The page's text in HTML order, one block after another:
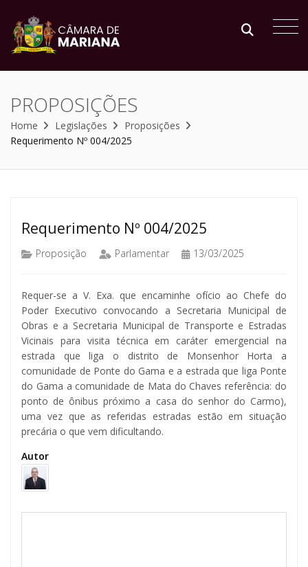
PROPOSIÇÕES
Home Legislações
Proposições
Requerimento Nº 004/2025
Requerimento Nº 004/2025
Proposição Parlamentar 13/03/2025
Requer-se a V. Exa. que encaminhe ofício ao Chefe do
Poder Executivo convocando a Secretaria Municipal de
Obras e a Secretaria Municipal de Transporte e Estradas
Vicinais para visita técnica em caráter emergencial na
estrada que liga o distrito de Monsenhor Horta a
comunidade de Ponte do Gama e a estrada que liga Ponte
do Gama a comunidade de Mata do Chaves referência: do
ponto de ônibus próximo a casa do senhor do Carmo),
uma vez que as referidas estradas estão em situação
precária o que vem dificultando.
Autor